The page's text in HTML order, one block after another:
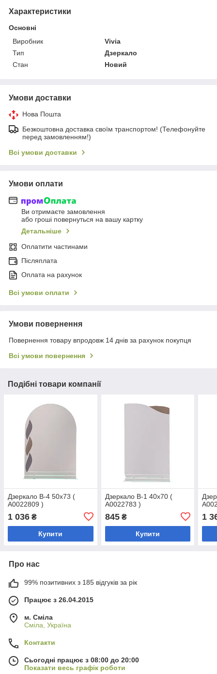
Характеристики
Основні
Виробник
Vivia
Тип
Дзеркало
Стан
Новий
Умови доставки
Нова Пошта
Безкоштовна доставка своїм транспортом! (Телефонуйте
перед замовленням!)
Всі умови доставки
Умови оплати
Ви отримаєте замовлення
або гроші повернуться на вашу картку
Детальніше
Оплатити частинами
Післяплата
Оплата на рахунок
Всі умови оплати
Умови повернення
Повернення товару впродовж 14 днів за рахунок покупця
Всі умови повернення
Подібні товари компанії
Дзеркало В-4 50х73 (
А0022809 )
1 036 ₴
Купити
Дзеркало В-1 40х70 (
А0022783 )
845₴
Купити
1
Про нас
99% позитивних з 185 відгуків за рік
Працює з 26.04.2015
м. Сміла
Сміла, Україна
Контакти
Сьогодні працює з 08:00 до 20:00
Показати весь графік роботи